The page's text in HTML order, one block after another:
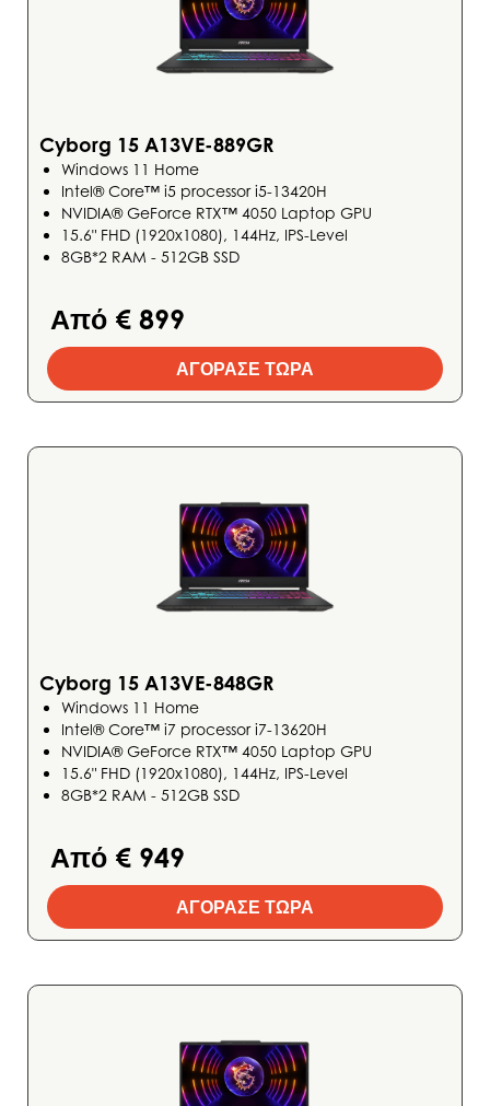
Cyborg 15 A13VE-889GR
Windows 11 Home
Intel® Core™ i5 processor i5-13420H
NVIDIA® GeForce RTX™ 4050 Laptop GPU
15.6" FHD (1920x1080), 144Hz, IPS-Level
8GB*2 RAM - 512GB SSD
Από € 899
ΑΓΟΡΑΣΕ ΤΩΡΑ
Cyborg 15 A13VE-848GR
Windows 11 Home
Intel® Core™ i7 processor i7-13620H
NVIDIA® GeForce RTX™ 4050 Laptop GPU
15.6" FHD (1920x1080), 144Hz, IPS-Level
8GB*2 RAM - 512GB SSD
Από € 949
ΑΓΟΡΑΣΕ ΤΩΡΑ